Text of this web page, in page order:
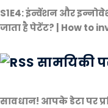
S1E4: इंन्वेंशन और
जाता है पेटेंट? | How to
सामयिकी
सावधान! आपके डेटा पर